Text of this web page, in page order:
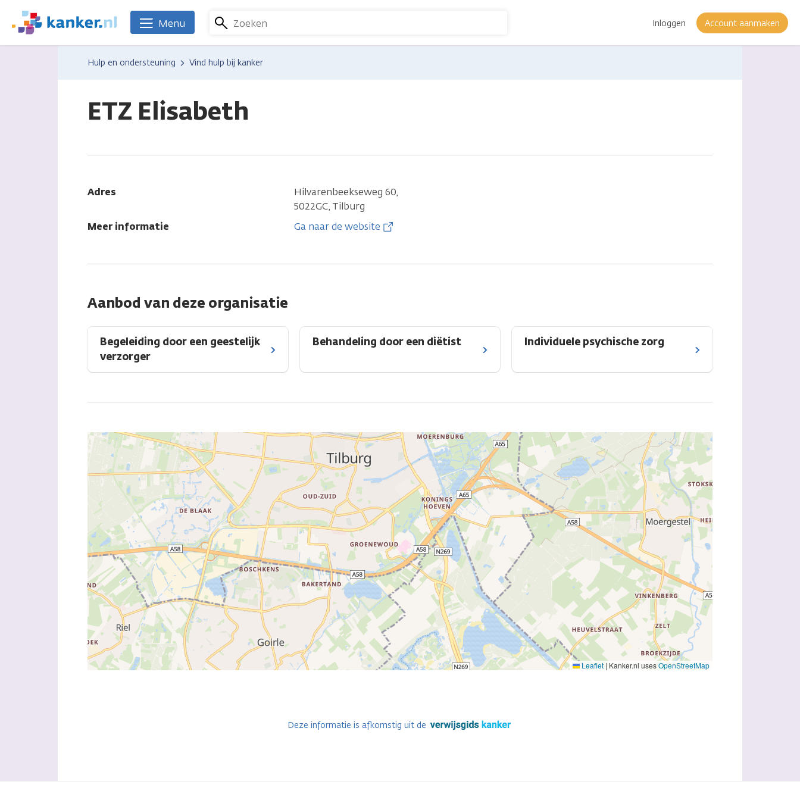
naar
We
zijn
Kanker.nl
Zoeken Inloggen Account aanmaken
Menu
Hulp en ondersteuning Vind hulp bij kanker
ETZ Elisabeth
Adres
Hilvarenbeekseweg 60,
5022GC, Tilburg
Meer informatie
Ga naar de website
Aanbod van deze organisatie
Begeleiding door een geestelijk
verzorger
Behandeling door een diëtist Individuele psychische zorg
Leaflet | Kanker.nl usesOpenStreetMap
Deze informatie is afkomstig uit de